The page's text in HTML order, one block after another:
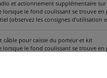
et actionnement supplémentaire
lorsque le fond coulissant se trouve
(observez les consignes d’utilisation
câble pour caisse du porteur et kit
lorsque le fond coulissant se trouve